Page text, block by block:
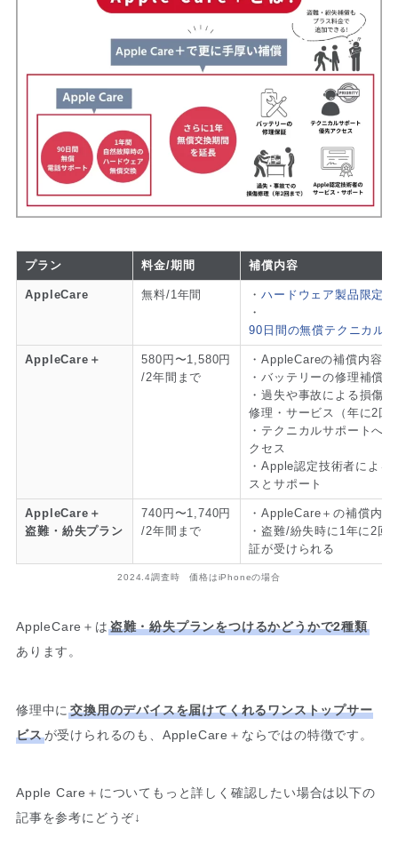
プラン 料金/期間 補償内容
AppleCare 無料/1年間 ・ハードウェア製品限定
・
90日間の無償テクニカル
AppleCare＋
580円〜1,580円
/2年間まで
・AppleCareの補償内容の
・バッテリーの修理補償
・過失や事故による損傷
修理・サービス（年に2回
・テクニカルサポートへ
クセス
・Apple認定技術者による
スとサポート
AppleCare＋
盗難・紛失プラン
740円〜1,740円
/2年間まで
・AppleCare＋の補償内容
・盗難/紛失時に1年に2回
証が受けられる
2024.4調査時 価格はiPhoneの場合
AppleCare＋は 盗難・紛失プランをつけるかどうかで2種類
あります。
修理中に交換用のデバイスを届けてくれるワンストップサー
ビスが受けられるのも、AppleCare＋ならではの特徴です。
Apple Care＋についてもっと詳しく確認したい場合は以下の
記事を参考にどうぞ↓